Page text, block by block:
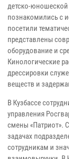
детско-юношеской
познакомились с
посетили
представлены
оборудование и
Кинологические
дрессировки
веществ и
В Кузбассе
управления
смены «Патриот».
задачах
сотрудникам и